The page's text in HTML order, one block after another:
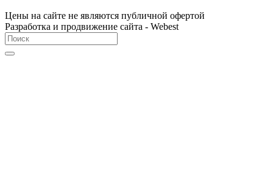
Цены на сайте не являются публичной офертой
Разработка и продвижение сайта - Webest